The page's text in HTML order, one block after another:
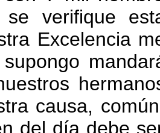
se verifique
Excelencia
causa,
del día debe